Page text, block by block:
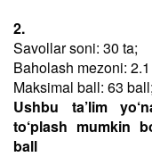
2.
Savollar soni: 30 ta;
Baholash mezoni:
Maksimal ball: 63 ball;
Ushbu ta’lim
to‘plash mumkin
ball